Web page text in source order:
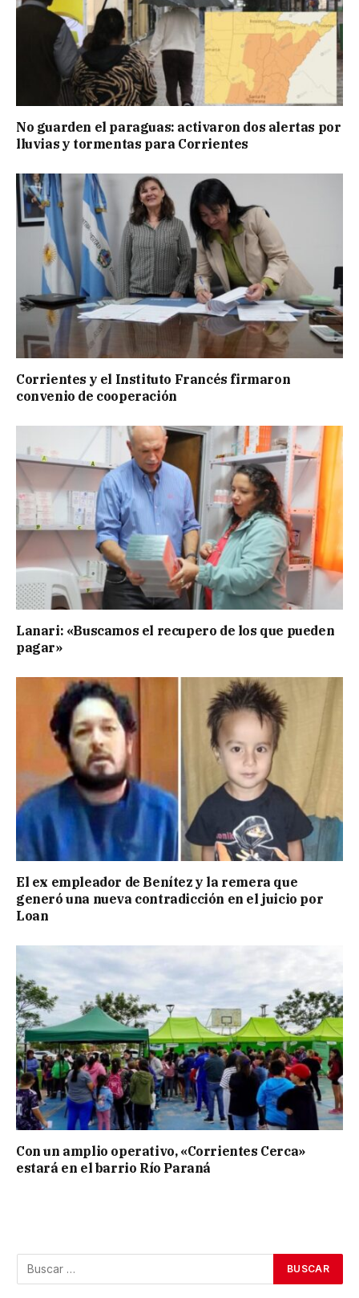
No guarden el paraguas: activaron dos alertas por
lluvias y tormentas para Corrientes
Corrientes y el Instituto Francés firmaron
convenio de cooperación
Lanari: «Buscamos el recupero de los que pueden
pagar»
El ex empleador de Benítez y la remera que
generó una nueva contradicción en el juicio por
Loan
Con un amplio operativo, «Corrientes Cerca»
estará en el barrio Río Paraná